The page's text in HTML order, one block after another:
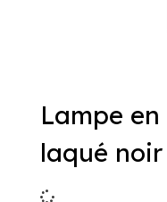
Lampe
laqué noir